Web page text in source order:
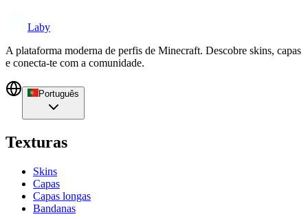
Laby
A plataforma moderna de perfis de Minecraft. Descobre skins, capas
e conecta-te com a comunidade.
Português
Texturas
Skins
Capas
Capas longas
Bandanas